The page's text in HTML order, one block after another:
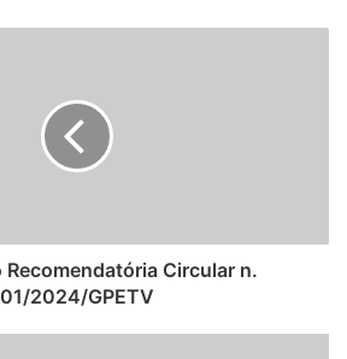
Circular n.
01/2024/GPETV